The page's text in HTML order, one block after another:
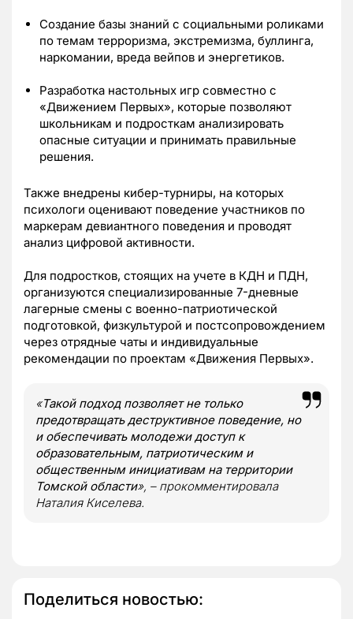
Создание базы знаний с социальными роликами
по темам терроризма, экстремизма, буллинга,
наркомании, вреда вейпов и энергетиков.
Разработка настольных игр совместно с
«Движением Первых», которые позволяют
школьникам и подросткам анализировать
опасные ситуации и принимать правильные
решения.
Также внедрены кибер-турниры, на которых
психологи оценивают поведение участников по
маркерам девиантного поведения и проводят
анализ цифровой активности.
Для подростков, стоящих на учете в КДН и ПДН,
организуются специализированные 7-дневные
лагерные смены с военно-патриотической
подготовкой, физкультурой и постсопровождением
через отрядные чаты и индивидуальные
рекомендации по проектам «Движения Первых».
«Такой подход позволяет не только
предотвращать деструктивное поведение, но
и обеспечивать молодежи доступ к
образовательным, патриотическим и
общественным инициативам на территории
Томской области», – прокомментировала
Наталия Киселева.
Поделиться новостью: